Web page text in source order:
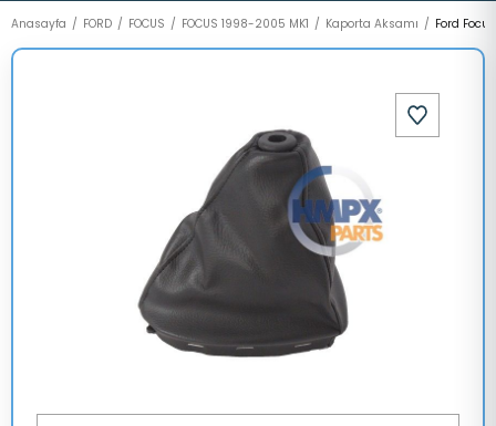
Anasayfa FORD FOCUS FOCUS 1998-2005 MK1 Kaporta Aksamı Ford